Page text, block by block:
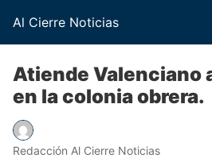
Al Cierre Noticias
Atiende Valenciano
en la colonia obrera.
Redacción Al Cierre Noticias